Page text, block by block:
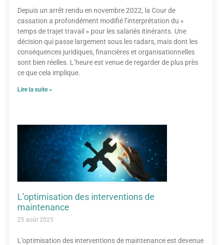
Depuis un arrêt rendu en novembre 2022, la Cour de
cassation a profondément modifié l’interprétation du «
temps de trajet travail » pour les salariés itinérants. Une
décision qui passe largement sous les radars, mais dont les
conséquences juridiques, financières et organisationnelles
sont bien réelles. L’heure est venue de regarder de plus près
ce que cela implique.
Lire la suite »
L’optimisation des interventions de
maintenance
25 août 2025
L’optimisation des interventions de maintenance est devenue